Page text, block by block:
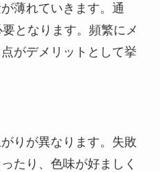
薄れていきます。通
となります。頻繁にメ
がデメリットとして挙
りが異なります。失敗
たり、色味が好ましく